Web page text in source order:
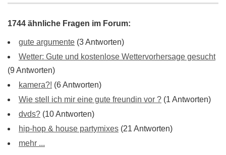
1744 ähnliche Fragen im Forum:
gute argumente (3 Antworten)
Wetter: Gute und kostenlose Wettervorhersage gesucht
(9 Antworten)
kamera?! (6 Antworten)
Wie stell ich mir eine gute freundin vor ? (1 Antworten)
dvds? (10 Antworten)
hip-hop & house partymixes (21 Antworten)
mehr ...